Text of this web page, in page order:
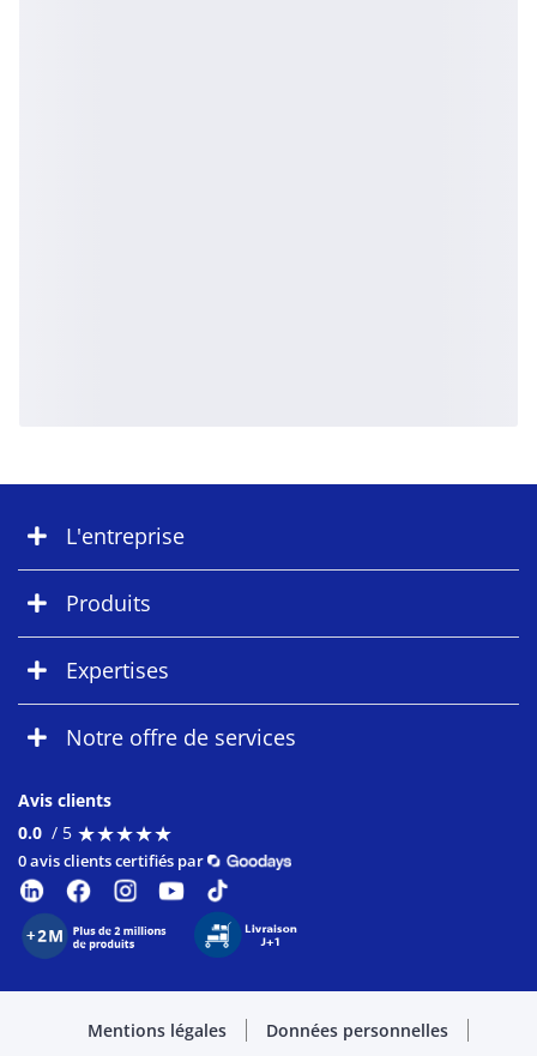
L'entreprise
Produits
Expertises
Notre offre de services
Avis clients
0.0 / 5 ★★★★★
★★★★★
0 avis clients certifiés par
Mentions légales Données personnelles